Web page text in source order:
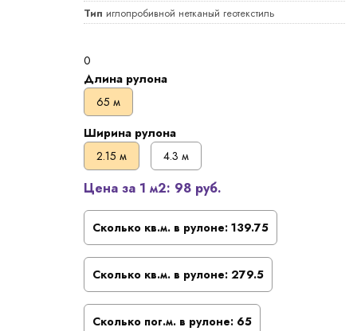
Тип иглопробивной нетканый геотекстиль
0
Длина рулона
65 м
Ширина рулона
2.15 м
4.3 м
Цена за 1 м2: 98 руб.
Сколько кв.м. в рулоне: 139.75
Сколько кв.м. в рулоне: 279.5
Сколько пог.м. в рулоне: 65